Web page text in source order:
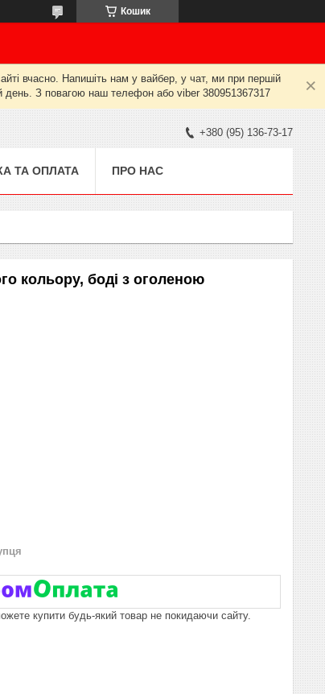
Кошик
вчасно. Напишіть нам у вайбер, у чат, ми при першій
день. З повагою наш телефон або viber 380951367317
+380 (95) 136-73-17
ТА ОПЛАТА ПРО НАС
кольору, боді з оголеною
купити будь-який товар не покидаючи сайту.